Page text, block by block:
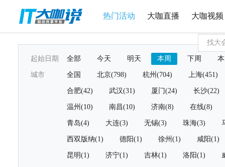
热门活动 大咖直播 大咖视频
起始日期 全部 今天 明天 本周 下周
城市 全国 北京(798) 杭州(704) 上海(451)
合肥(42) 武汉(31) 厦门(24) 长沙(22)
温州(10) 南昌(10) 济南(8) 在线(8)
青岛(4) 大连(3) 无锡(3) 珠海(3)
西双版纳(1) 德阳(1) 徐州(1) 咸阳(1)
昆明(1) 济宁(1) 吉林(1) 洛阳(1)